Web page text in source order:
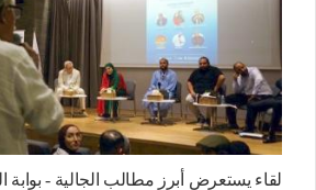
لقاء يستعرض أبرز مطالب الجالية - بوابة